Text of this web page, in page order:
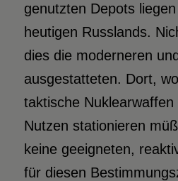
genutzten Depots
heutigen Russlands.
dies die moderneren
ausgestatteten. Dort,
taktische
Nutzen stationieren
keine geeigneten,
für diesen